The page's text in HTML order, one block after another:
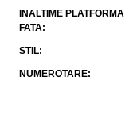
INALTIME PLATFORMA
FATA
STIL
NUMEROTARE